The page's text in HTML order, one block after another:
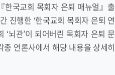
한국교회 목회자 은퇴 매뉴얼』출
진행한 ‘한국교회 목회자 은퇴 연
뇌관’이 되어버린 목회자 은퇴 문
언론사에서 해당 내용을 상세히